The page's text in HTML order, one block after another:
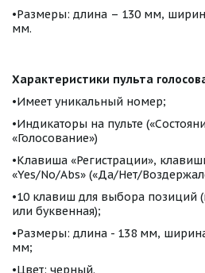
•Размеры: длина – 130 мм,
мм.
Характеристики пульта
•Имеет уникальный номер;
•Индикаторы на пульте
«Голосование»)
•Клавиша «Регистрации»,
«Yes/No/Abs» («Да/Нет/
•10 клавиш для выбора позиций
или буквенная);
•Размеры: длина - 138 мм,
мм;
•Цвет: черный.